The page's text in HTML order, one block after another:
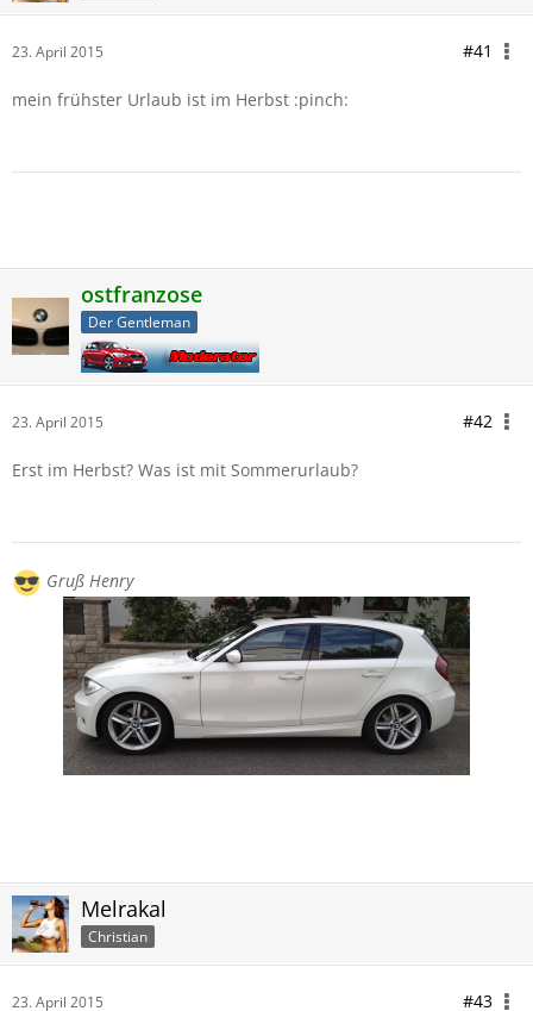
23. April 2015 #41
mein frühster Urlaub ist im Herbst :pinch:
ostfranzose
Der Gentleman
23. April 2015 #42
Erst im Herbst? Was ist mit Sommerurlaub?
Gruß Henry
Melrakal
Christian
23. April 2015 #43